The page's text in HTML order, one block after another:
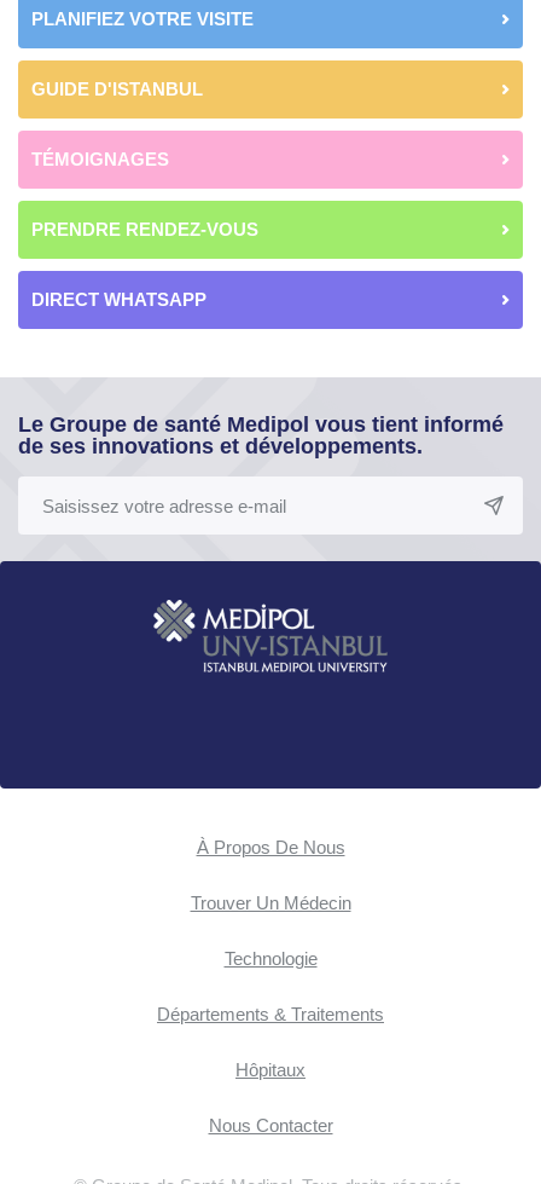
PLANIFIEZ VOTRE VISITE
GUIDE D'ISTANBUL
TÉMOIGNAGES
PRENDRE RENDEZ-VOUS
DIRECT WHATSAPP
Le Groupe de santé Medipol vous tient informé
de ses innovations et développements.
À Propos De Nous
Trouver Un Médecin
Technologie
Départements & Traitements
Hôpitaux
Nous Contacter